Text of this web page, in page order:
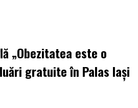
„Obezitatea este o
gratuite în Palas Iași